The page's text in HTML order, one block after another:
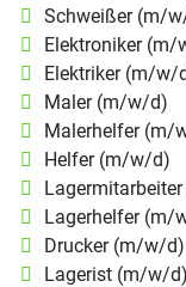
Schweißer (m/
Elektroniker (m/
Elektriker (m/w/
Maler (m/w/d)
Malerhelfer (m/
Helfer (m/w/d)
Lagerhelfer (m/
Drucker (m/w/d)
Lagerist (m/w/d)